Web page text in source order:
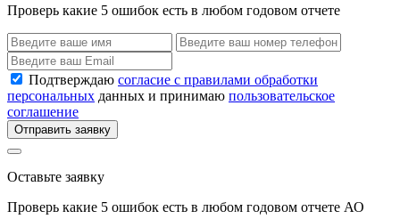
Проверь какие 5 ошибок есть в любом годовом отчете
Подтверждаю согласие с правилами обработки
персональных данных и принимаю пользовательское
соглашение
Отправить заявку
Оставьте заявку
Проверь какие 5 ошибок есть в любом годовом отчете АО